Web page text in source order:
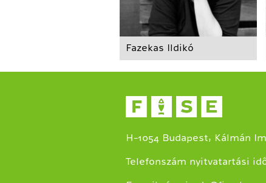
Fazekas Ildikó
H-1054 Budapest, Kálmán
Telefonszám nyitvatartási